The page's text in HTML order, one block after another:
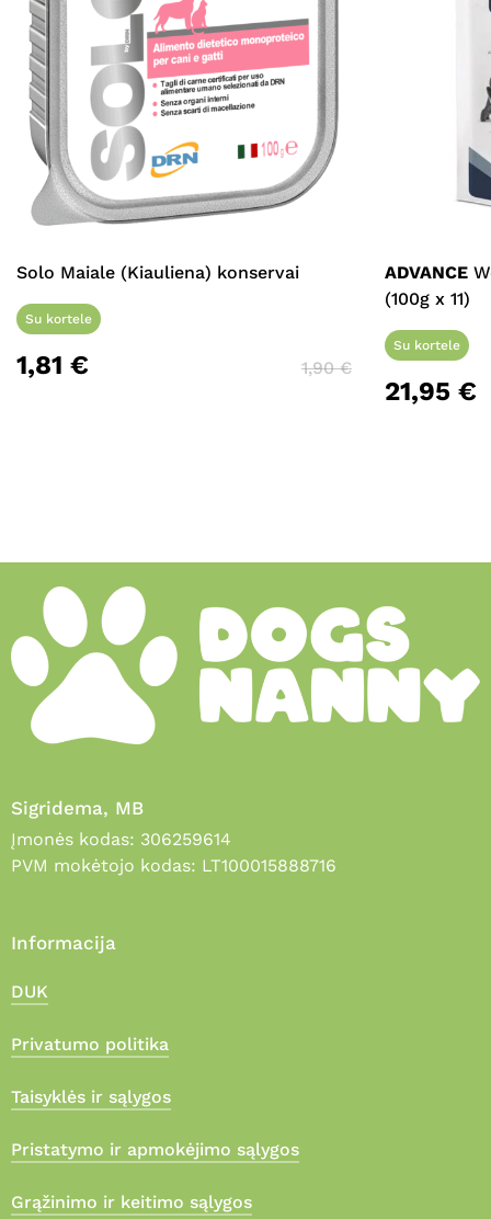
Solo Maiale (Kiauliena) konservai
Su kortele
1,81 € 1,90€
ADVANCE
(100g x 11)
Su kortele
21,95 €
Sigridema, MB
Įmonės kodas: 306259614
PVM mokėtojo kodas: LT100015888716
Informacija
DUK
Privatumo politika
Taisyklės ir sąlygos
Pristatymo ir apmokėjimo sąlygos
Grąžinimo ir keitimo sąlygos